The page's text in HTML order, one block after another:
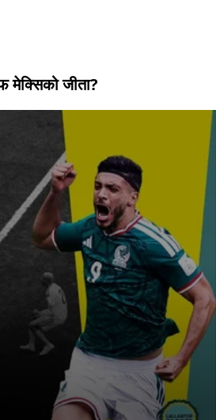
जीता?